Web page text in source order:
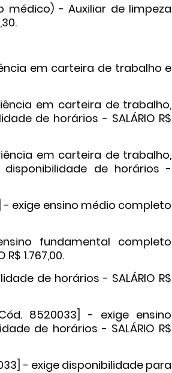
médico) - Auxiliar de limpeza
em carteira de trabalho e
em carteira de trabalho,
de horários - SALÁRIO R$
em carteira de trabalho,
de horários -
- exige ensino médio completo
fundamental completo
1.767,00.
de horários - SALÁRIO R$
8520033] - exige ensino
de horários - SALÁRIO R$
- exige disponibilidade para